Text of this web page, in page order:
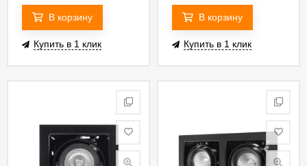
В корзину
Купить в 1 клик
В корзину
Купить в 1 клик